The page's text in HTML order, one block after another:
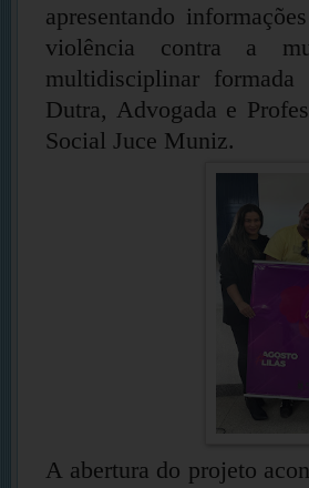
apresentando
violência contra a
multidisciplinar
Dutra, Advogada e
Social Juce Muniz.
A abertura do projeto